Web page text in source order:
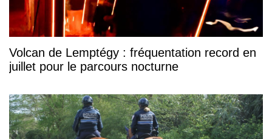
Volcan de Lemptégy : fréquentation record en
juillet pour le parcours nocturne